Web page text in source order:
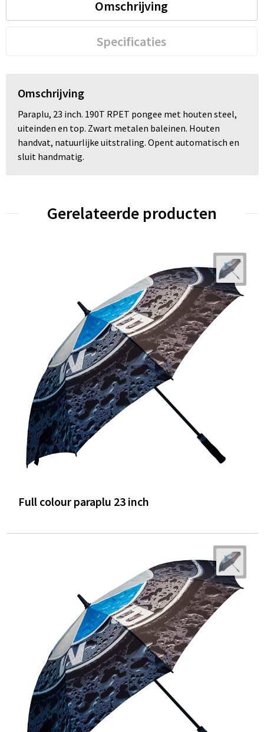
Omschrijving
Specificaties
Omschrijving
Paraplu, 23 inch. 190T RPET pongee met houten steel,
uiteinden en top. Zwart metalen baleinen. Houten
handvat, natuurlijke uitstraling. Opent automatisch en
sluit handmatig.
Gerelateerde producten
Full colour paraplu 23 inch